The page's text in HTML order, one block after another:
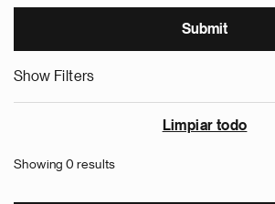
Show Filters
Limpiar todo
Showing 0 results